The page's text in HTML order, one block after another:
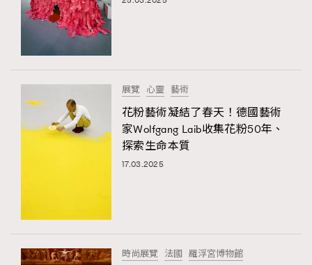
WatchesWonder&Beyond
WatchesWonder&Beyond
向ChanelN°5致敬
大時代小事情
時尚熱話 537
時尚配飾 297
時裝心理學
當巨蟹座遇上處女座 Tyson Yoshi x 林家謙
展覽 心靈 藝術
花粉藝術凝結了春天！德國藝術
家Wolfgang Laib收集花粉50年、
探索生命本質
17.03.2025
時尚展覽 法國 羅浮宮博物館